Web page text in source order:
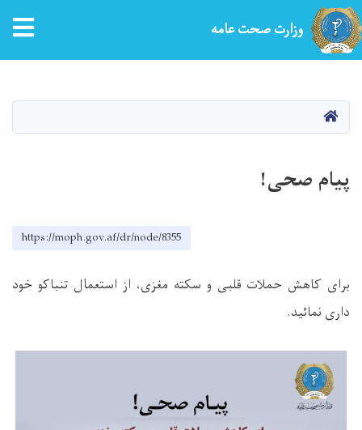
content
وزارت صحت عامه
HOME
پیام صحی!
https://moph.gov.af/dr/node/8355
برای کاهش حملات قلبی و سکته مغزی، از استعمال تنباکو خود
داری نمائید.